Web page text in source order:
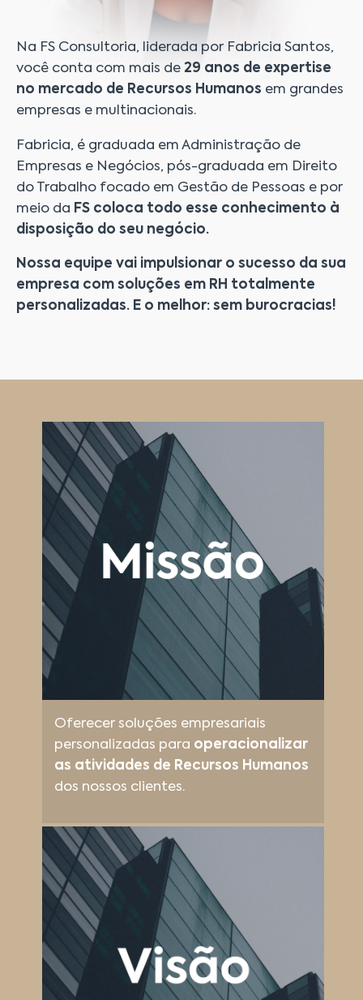
Na FS Consultoria, liderada por Fabricia Santos,
você conta com mais de 29 anos de expertise
no mercado de Recursos Humanos em grandes
empresas e multinacionais.
Fabricia, é graduada em Administração de
Empresas e Negócios, pós-graduada em Direito
do Trabalho focado em Gestão de Pessoas e por
meio da FS coloca todo esse conhecimento à
disposição do seu negócio.
Nossa equipe vai impulsionar o sucesso da sua
empresa com soluções em RH totalmente
personalizadas. E o melhor: sem burocracias!
Oferecer soluções empresariais
personalizadas para operacionalizar
as atividades de Recursos Humanos
dos nossos clientes.